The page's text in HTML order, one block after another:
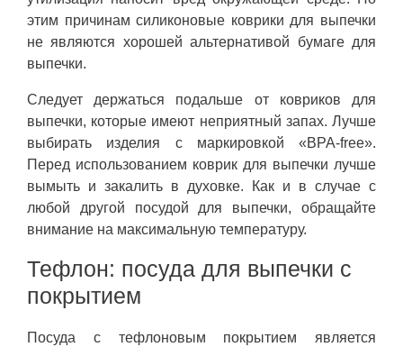
этим причинам силиконовые коврики для выпечки
не являются хорошей альтернативой бумаге для
выпечки.
Следует держаться подальше от ковриков для
выпечки, которые имеют неприятный запах. Лучше
выбирать изделия с маркировкой «BPA-free».
Перед использованием коврик для выпечки лучше
вымыть и закалить в духовке. Как и в случае с
любой другой посудой для выпечки, обращайте
внимание на максимальную температуру.
Тефлон: посуда для выпечки с
покрытием
Посуда с тефлоновым покрытием является